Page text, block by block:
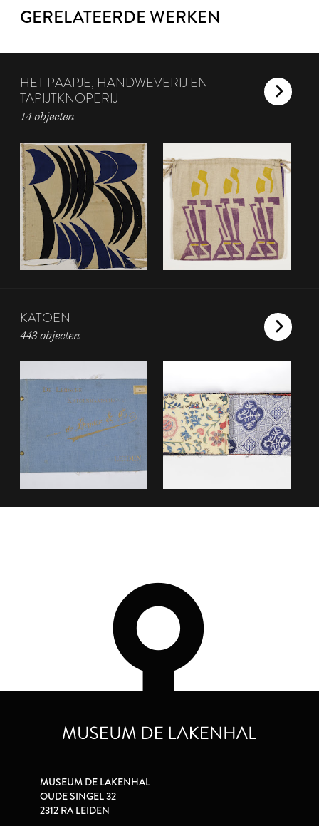
GERELATEERDE WERKEN
HET PAAPJE, HANDWEVERIJ EN
TAPIJTKNOPERIJ
14 objecten
KATOEN
443 objecten
MUSEUM DE LAKENHAL
OUDE SINGEL 32
2312 RA LEIDEN